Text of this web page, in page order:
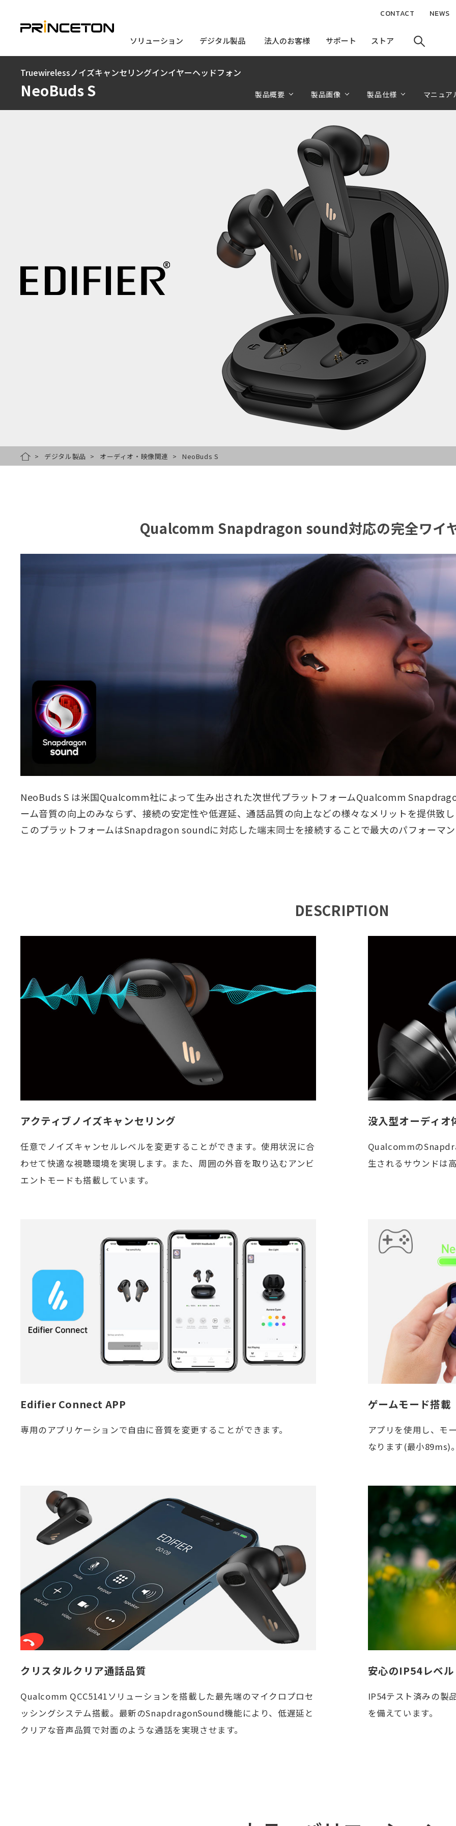
コ
ソリューション
ソリューション デジタル製品
デジタル製品 法人のお客様
法人のお客様 サポート
サポート ストア
ストア
CONTACT NEWS
Truewirelessノイズキャンセリングインイヤーヘッドフォン
NeoBuds S 製品概要 製品画像 製品仕様 マニュア
HOMEデジタル製品 オーディオ・映像関連 NeoBuds S
Qualcomm Snapdragon sound対応の完全ワイ
NeoBuds S は米国Qualcomm社によって生み出された次世代プラットフォームQualcomm
ーム音質の向上のみならず、接続の安定性や低遅延、通話品質の向上などの様々なメリットを提供致
このプラットフォームはSnapdragon soundに対応した端末同士を接続することで最大のパフォーマ
DESCRIPTION
アクティブノイズキャンセリング
任意でノイズキャンセルレベルを変更することができます。使用状況に合
わせて快適な視聴環境を実現します。また、周囲の外音を取り込むアンビ
エントモードも搭載しています。
没入型オーディオ
Qualcommの
生されるサウンドは
Edifier Connect APP
専用のアプリケーションで自由に音質を変更することができます。
ゲームモード搭載
アプリを使用し、モ
なります(最小89ms)
クリスタルクリア通話品質
Qualcomm QCC5141ソリューションを搭載した最先端のマイクロプロセ
ッシングシステム搭載。最新のSnapdragonSound機能により、低遅延と
クリアな音声品質で対面のような通話を実現させます。
安心のIP54レベル
IP54テスト済みの製
を備えています。